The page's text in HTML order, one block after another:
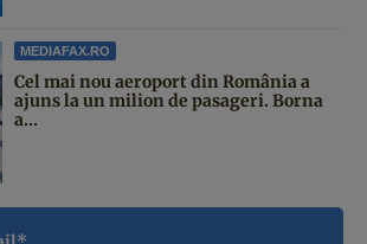
MEDIAFAX.RO
Cel mai nou aeroport din România a
ajuns la un milion de pasageri. Borna
a...